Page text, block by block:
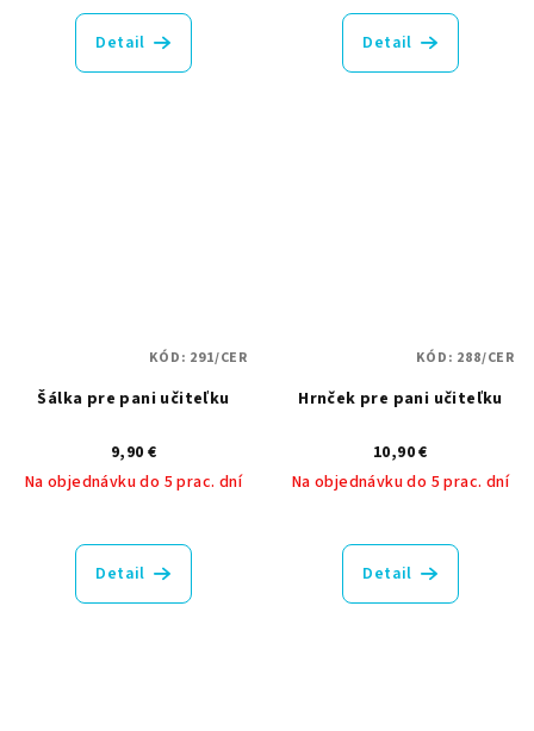
Detail
hodnotenie
produktu
Detail
Šálka pre pani učiteľku
9,90 €
Na objednávku do 5 prac. dní
Detail
KÓD: 291/CER
Hrnček pre pani učiteľku
10,90 €
Na objednávku do 5 prac. dní
Detail
KÓD: 288/CER